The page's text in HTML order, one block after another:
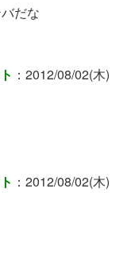
だな
：2012/08/02(木)
：2012/08/02(木)